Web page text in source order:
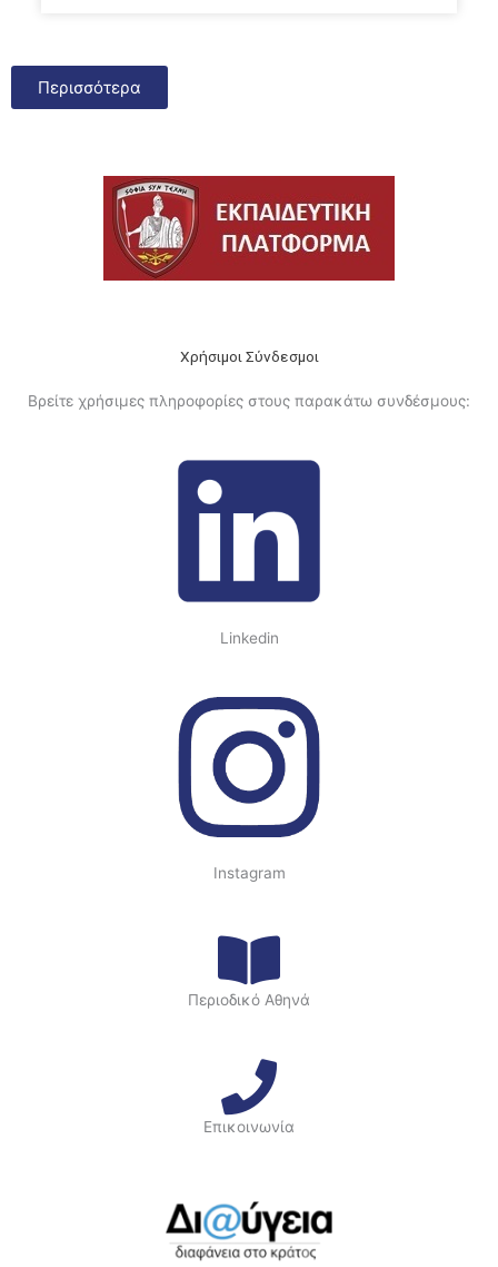
Περισσότερα
Χρήσιμοι Σύνδεσμοι
Βρείτε χρήσιμες πληροφορίες στους παρακάτω συνδέσμους:
Linkedin
Instagram
Περιοδικό Αθηνά
Επικοινωνία